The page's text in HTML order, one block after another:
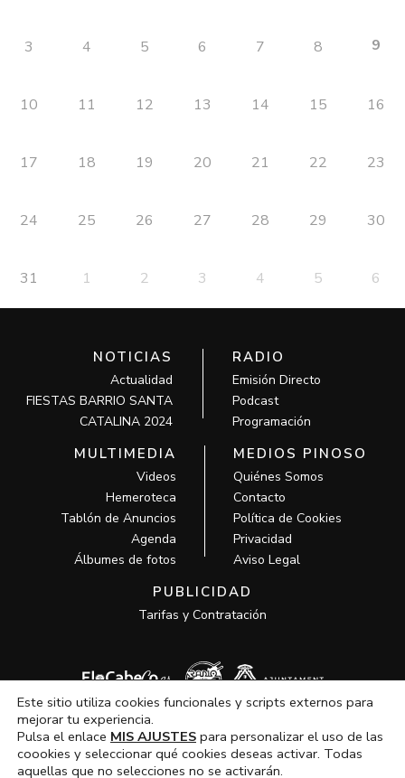
3 4 5 6 7 8 9
10 11 12 13 14 15 16
17 18 19 20 21 22 23
24 25 26 27 28 29 30
31 1 2 3 4 5 6
NOTICIAS
Actualidad
FIESTAS BARRIO SANTA
CATALINA 2024
RADIO
Emisión Directo
Podcast
Programación
MULTIMEDIA
Videos
Hemeroteca
Tablón de Anuncios
Agenda
Álbumes de fotos
MEDIOS PINOSO
Quiénes Somos
Contacto
Política de Cookies
Privacidad
Aviso Legal
PUBLICIDAD
Tarifas y Contratación
Todos los derechos © 2026 MCM Pinoso | Funciona gracias a
Este sitio utiliza cookies funcionales y scripts externos para
mejorar tu experiencia.
Pulsa el enlace MIS AJUSTES para personalizar el uso de las
coookies y seleccionar qué cookies deseas activar. Todas
aquellas que no selecciones no se activarán.